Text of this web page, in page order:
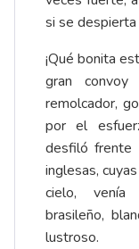
si se despierta
¡Qué bonita
gran
remolcador,
por el
desfiló frente
inglesas,
cielo, venía
brasileño,
lustroso.